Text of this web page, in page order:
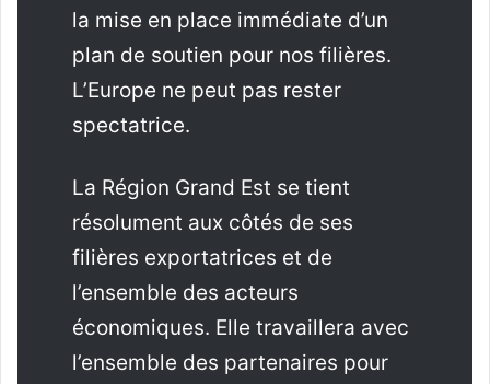
la mise en place immédiate d’un
plan de soutien pour nos filières.
L’Europe ne peut pas rester
spectatrice.
La Région Grand Est se tient
résolument aux côtés de ses
filières exportatrices et de
l’ensemble des acteurs
économiques. Elle travaillera avec
l’ensemble des partenaires pour